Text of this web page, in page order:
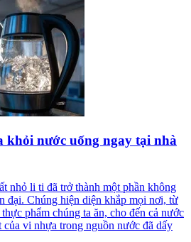
khỏi nước uống ngay tại nhà
nhỏ li ti đã trở thành một phần không
đại. Chúng hiện diện khắp mọi nơi, từ
phẩm chúng ta ăn, cho đến cả nước
của vi nhựa trong nguồn nước đã dấy